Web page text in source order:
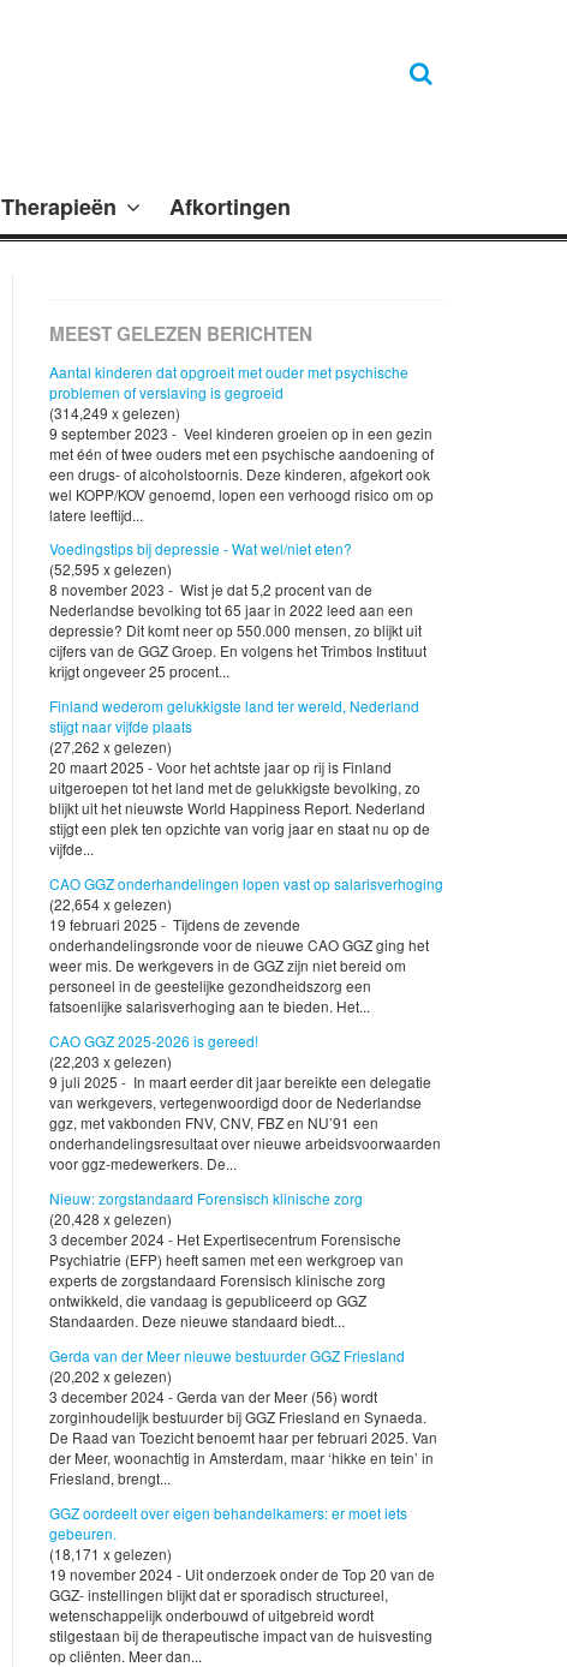
Therapieën Afkortingen
MEEST GELEZEN BERICHTEN
Aantal kinderen dat opgroeit met ouder met psychische
problemen of verslaving is gegroeid
(314,249 x gelezen)
9 september 2023 - Veel kinderen groeien op in een gezin
met één of twee ouders met een psychische aandoening of
een drugs- of alcoholstoornis. Deze kinderen, afgekort ook
wel KOPP/KOV genoemd, lopen een verhoogd risico om op
latere leeftijd...
Voedingstips bij depressie - Wat wel/niet eten?
(52,595 x gelezen)
8 november 2023 - Wist je dat 5,2 procent van de
Nederlandse bevolking tot 65 jaar in 2022 leed aan een
depressie? Dit komt neer op 550.000 mensen, zo blijkt uit
cijfers van de GGZ Groep. En volgens het Trimbos Instituut
krijgt ongeveer 25 procent...
Finland wederom gelukkigste land ter wereld, Nederland
stijgt naar vijfde plaats
(27,262 x gelezen)
20 maart 2025 - Voor het achtste jaar op rij is Finland
uitgeroepen tot het land met de gelukkigste bevolking, zo
blijkt uit het nieuwste World Happiness Report. Nederland
stijgt een plek ten opzichte van vorig jaar en staat nu op de
vijfde...
CAO GGZ onderhandelingen lopen vast op salarisverhoging
(22,654 x gelezen)
19 februari 2025 - Tijdens de zevende
onderhandelingsronde voor de nieuwe CAO GGZ ging het
weer mis. De werkgevers in de GGZ zijn niet bereid om
personeel in de geestelijke gezondheidszorg een
fatsoenlijke salarisverhoging aan te bieden. Het...
CAO GGZ 2025-2026 is gereed!
(22,203 x gelezen)
9 juli 2025 - In maart eerder dit jaar bereikte een delegatie
van werkgevers, vertegenwoordigd door de Nederlandse
ggz, met vakbonden FNV, CNV, FBZ en NU’91 een
onderhandelingsresultaat over nieuwe arbeidsvoorwaarden
voor ggz-medewerkers. De...
Nieuw: zorgstandaard Forensisch klinische zorg
(20,428 x gelezen)
3 december 2024 - Het Expertisecentrum Forensische
Psychiatrie (EFP) heeft samen met een werkgroep van
experts de zorgstandaard Forensisch klinische zorg
ontwikkeld, die vandaag is gepubliceerd op GGZ
Standaarden. Deze nieuwe standaard biedt...
Gerda van der Meer nieuwe bestuurder GGZ Friesland
(20,202 x gelezen)
3 december 2024 - Gerda van der Meer (56) wordt
zorginhoudelijk bestuurder bij GGZ Friesland en Synaeda.
De Raad van Toezicht benoemt haar per februari 2025. Van
der Meer, woonachtig in Amsterdam, maar ‘hikke en tein’ in
Friesland, brengt...
GGZ oordeelt over eigen behandelkamers: er moet iets
gebeuren.
(18,171 x gelezen)
19 november 2024 - Uit onderzoek onder de Top 20 van de
GGZ- instellingen blijkt dat er sporadisch structureel,
wetenschappelijk onderbouwd of uitgebreid wordt
stilgestaan bij de therapeutische impact van de huisvesting
op cliënten. Meer dan...